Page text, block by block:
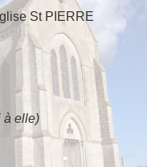
St PIERRE
à elle)